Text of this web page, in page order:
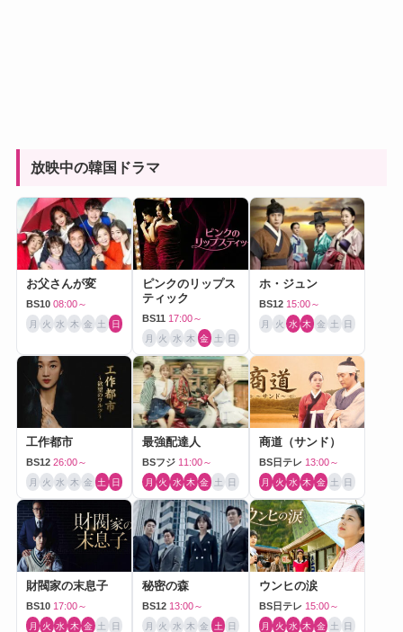
放映中の韓国ドラマ
お父さんが変
BS10 08:00～
月 火 水 木 金 土 日
ピンクのリップス
ティック
BS11 17:00～
月 火 水 木 金 土 日
ホ・ジュン
BS12 15:00～
月 火 水 木 金 土 日
工作都市
BS12 26:00～
月 火 水 木 金 土 日
最強配達人
BSフジ 11:00～
月 火 水 木 金 土 日
商道（サンド）
BS日テレ 13:00～
月 火 水 木 金 土 日
財閥家の末息子
BS10 17:00～
月 火 水 木 金 土 日
秘密の森
BS12 13:00～
月 火 水 木 金 土 日
ウンヒの涙
BS日テレ 15:00～
月 火 水 木 金 土 日